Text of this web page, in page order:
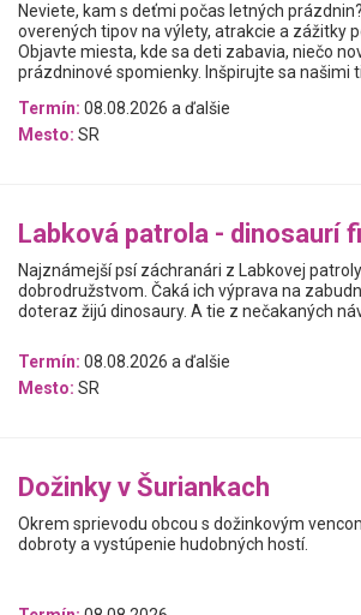
Neviete, kam s deťmi počas letných
overených tipov na výlety, atrakcie a zážitky
Objavte miesta, kde sa deti zabavia, niečo
prázdninové spomienky. Inšpirujte sa našimi
Termín: 08.08.2026 a ďalšie
Mesto: SR
Labková patrola - dinosaurí
Najznámejší psí záchranári z Labkovej
dobrodružstvom. Čaká ich výprava na
doteraz žijú dinosaury. A tie z nečakaných
Termín: 08.08.2026 a ďalšie
Mesto: SR
Dožinky v Šuriankach
Okrem sprievodu obcou s dožinkovým
dobroty a vystúpenie hudobných hostí.